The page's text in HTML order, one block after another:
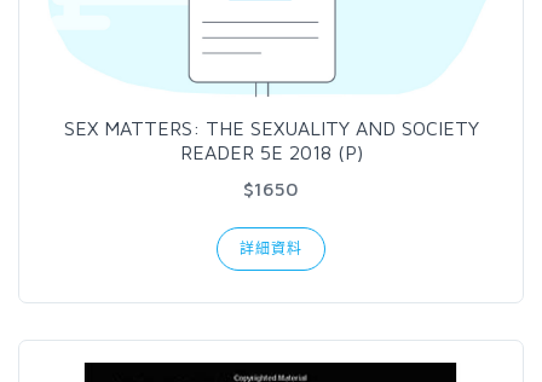
SEX MATTERS: THE SEXUALITY AND SOCIETY
READER 5E 2018 (P)
$1650
詳細資料